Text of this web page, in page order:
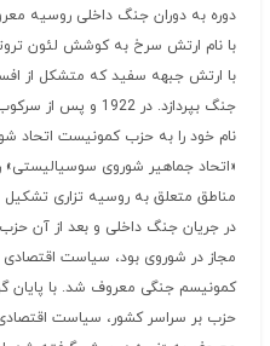
دوره به دوران جنگ داخلی روسیه
با نام ارتش سرخ به کوشش لئون
با ارتش جبهه سفید که متشکل از
جنگ بپردازد. در
نام خود را به حزب کمونیست اتحاد
«اتحاد جماهیر شوروی سوسیالیستی»
مناطق متعلق به روسیه تزاری تشکیل
در جریان جنگ داخلی و بعد از آن
مجاز در شوروی بود، سیاست
کمونیسم جنگی معروف شد. با پایان
حزب بر سراسر کشور، سیاست